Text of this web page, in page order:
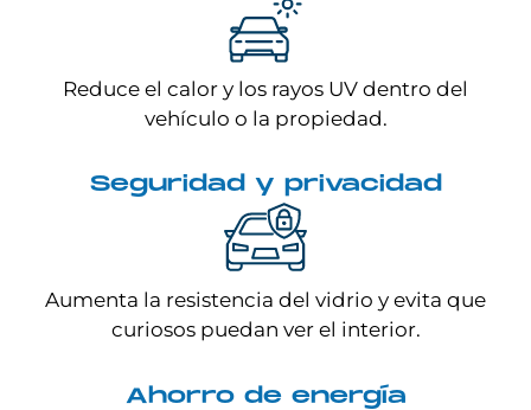
Reduce el calor y los rayos UV dentro del
vehículo o la propiedad.
Seguridad y privacidad
Aumenta la resistencia del vidrio y evita que
curiosos puedan ver el interior.
Ahorro de energía